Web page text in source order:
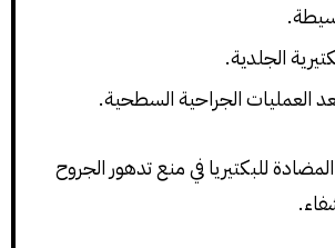
الجلدية.
العمليات الجراحية السطحية.
للبكتيريا في منع تدهور الجروح